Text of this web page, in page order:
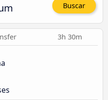
Buscar
3h 30m